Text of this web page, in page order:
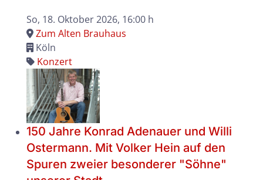
So, 18. Oktober 2026, 16:00 h
Zum Alten Brauhaus
Köln
Konzert
150 Jahre Konrad Adenauer und Willi
Ostermann. Mit Volker Hein auf den
Spuren zweier besonderer "Söhne"